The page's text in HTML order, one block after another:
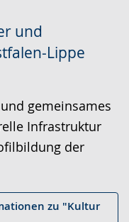
und
Lippe
gemeinsames
Infrastruktur
der
zu "Kultur